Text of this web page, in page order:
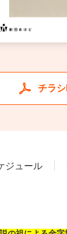
チラ
ジュール